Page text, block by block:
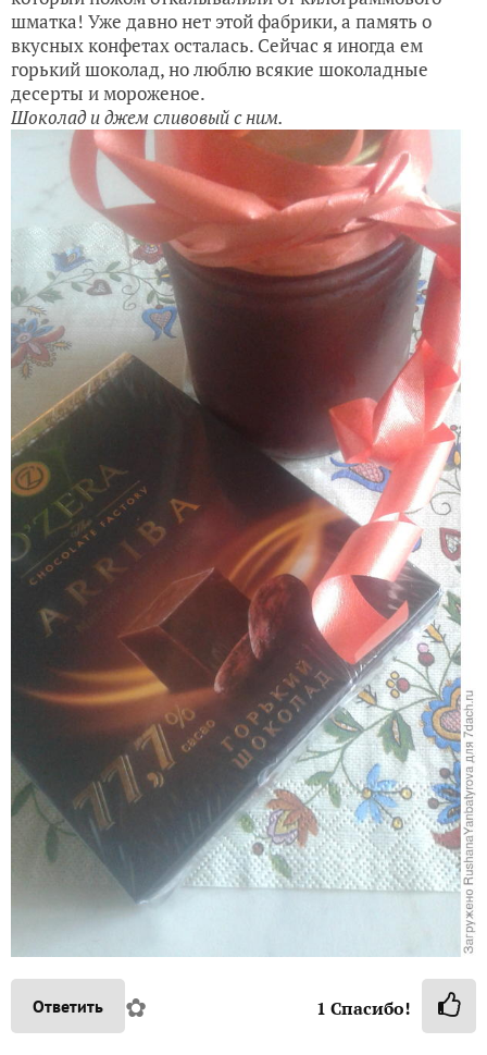
шматка! Уже давно нет этой фабрики, а память о
вкусных конфетах осталась. Сейчас я иногда ем
горький шоколад, но люблю всякие шоколадные
десерты и мороженое.
Шоколад и джем сливовый с ним.
Ответить ✿ 1 Спасибо!